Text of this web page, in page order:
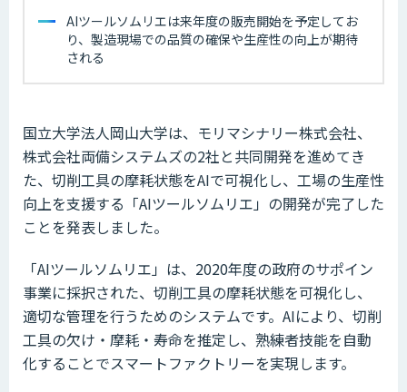
AIツールソムリエは来年度の販売開始を予定してお
り、製造現場での品質の確保や生産性の向上が期待
される
国立大学法人岡山大学は、モリマシナリー株式会社、
株式会社両備システムズの2社と共同開発を進めてき
た、切削工具の摩耗状態をAIで可視化し、工場の生産性
向上を支援する「AIツールソムリエ」の開発が完了した
ことを発表しました。
「AIツールソムリエ」は、2020年度の政府のサポイン
事業に採択された、切削工具の摩耗状態を可視化し、
適切な管理を行うためのシステムです。AIにより、切削
工具の欠け・摩耗・寿命を推定し、熟練者技能を自動
化することでスマートファクトリーを実現します。